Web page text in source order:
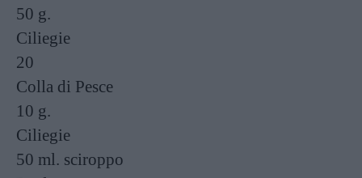
50 g.
Ciliegie
20
Colla di Pesce
10 g.
Ciliegie
50 ml. sciroppo